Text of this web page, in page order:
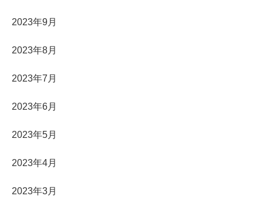
2023年9月
2023年8月
2023年7月
2023年6月
2023年5月
2023年4月
2023年3月